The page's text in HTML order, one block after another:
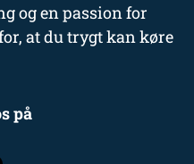
og en passion for
at du trygt kan køre
på